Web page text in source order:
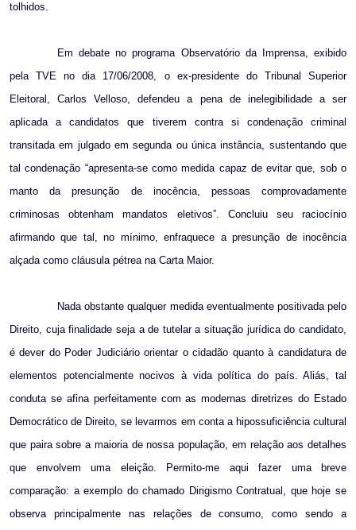
tolhidos.
Em debate no programa Observatório da Imprensa, exibido
pela TVE no dia 17/06/2008, o ex-presidente do Tribunal Superior
Eleitoral, Carlos Velloso, defendeu a pena de inelegibilidade a ser
aplicada a candidatos que tiverem contra si condenação criminal
transitada em julgado em segunda ou única instância, sustentando que
tal condenação “apresenta-se como medida capaz de evitar que, sob o
manto da presunção de inocência, pessoas comprovadamente
criminosas obtenham mandatos eletivos”. Concluiu seu raciocínio
afirmando que tal, no mínimo, enfraquece a presunção de inocência
alçada como cláusula pétrea na Carta Maior.
Nada obstante qualquer medida eventualmente positivada pelo
Direito, cuja finalidade seja a de tutelar a situação jurídica do candidato,
é dever do Poder Judiciário orientar o cidadão quanto à candidatura de
elementos potencialmente nocivos à vida política do país. Aliás, tal
conduta se afina perfeitamente com as modernas diretrizes do Estado
Democrático de Direito, se levarmos em conta a hipossuficiência cultural
que paira sobre a maioria de nossa população, em relação aos detalhes
que envolvem uma eleição. Permito-me aqui fazer uma breve
comparação: a exemplo do chamado Dirigismo Contratual, que hoje se
observa principalmente nas relações de consumo, como sendo a